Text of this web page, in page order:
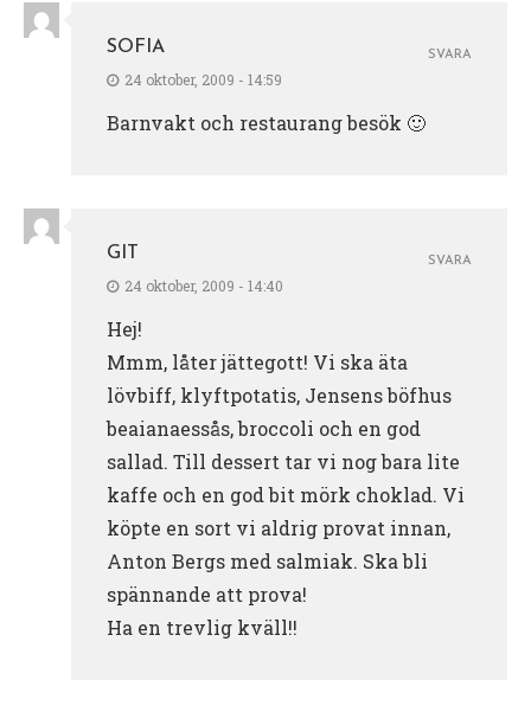
SOFIA
24 oktober, 2009 - 14:59
Barnvakt och restaurang besök 🙂
SVARA
GIT
24 oktober, 2009 - 14:40
Hej!
Mmm, låter jättegott! Vi ska äta
lövbiff, klyftpotatis, Jensens böfhus
beaianaessås, broccoli och en god
sallad. Till dessert tar vi nog bara lite
kaffe och en god bit mörk choklad. Vi
köpte en sort vi aldrig provat innan,
Anton Bergs med salmiak. Ska bli
spännande att prova!
Ha en trevlig kväll!!
SVARA